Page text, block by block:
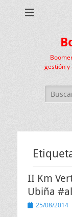
gestión y
Buscar:
II Km
Ubiña
Publicado
25/08/2014